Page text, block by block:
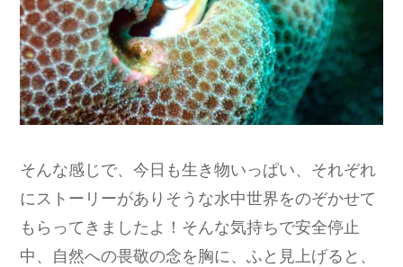
そんな感じで、今日も生き物いっぱい、それぞれ
にストーリーがありそうな水中世界をのぞかせて
もらってきましたよ！そんな気持ちで安全停止
中、自然への畏敬の念を胸に、ふと見上げると、